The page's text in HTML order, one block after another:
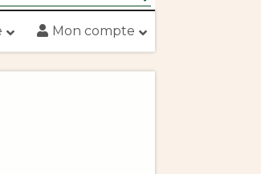
Mon compte